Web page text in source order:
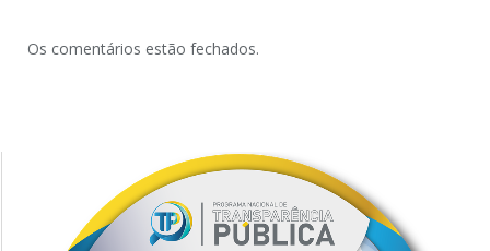
Os comentários estão fechados.